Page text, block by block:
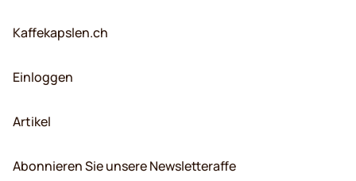
Kaffekapslen.ch
Einloggen
Artikel
Abonnieren Sie unsere Newsletteraffe